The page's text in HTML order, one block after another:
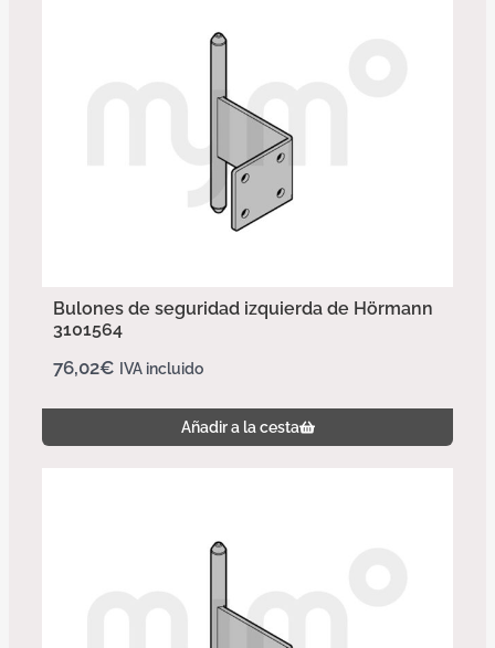
Bulones de seguridad izquierda de Hörmann
3101564
76,02€ IVA incluido
Añadir a la cesta